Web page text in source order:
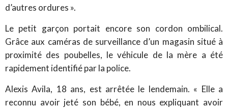
d’autres ordures ».
Le petit garçon portait encore son cordon ombilical.
Grâce aux caméras de surveillance d’un magasin situé à
proximité des poubelles, le véhicule de la mère a été
rapidement identifié par la police.
Alexis Avila, 18 ans, est arrêtée le lendemain. « Elle a
reconnu avoir jeté son bébé, en nous expliquant avoir